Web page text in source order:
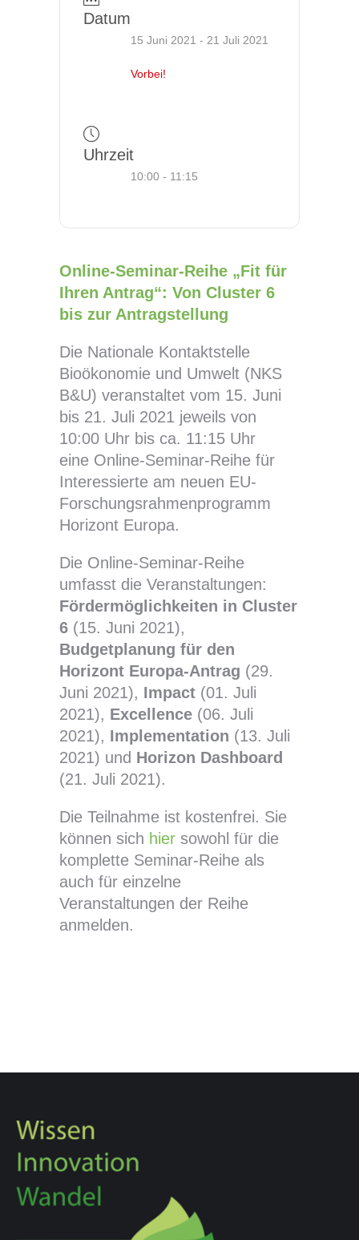
Datum
15 Juni 2021 - 21 Juli 2021
Vorbei!
Uhrzeit
10:00 - 11:15
Online-Seminar-Reihe „Fit für
Ihren Antrag“: Von Cluster 6
bis zur Antragstellung
Die Nationale Kontaktstelle
Bioökonomie und Umwelt (NKS
B&U) veranstaltet vom 15. Juni
bis 21. Juli 2021 jeweils von
10:00 Uhr bis ca. 11:15 Uhr
eine Online-​Seminar-Reihe für
Interessierte am neuen EU-​
Forschungsrahmenprogramm
Horizont Europa.
Die Online-Seminar-Reihe
umfasst die Veranstaltungen:
Fördermöglichkeiten in Cluster
6 (15. Juni 2021),
Budgetplanung für den
Horizont Europa-Antrag (29.
Juni 2021), Impact (01. Juli
2021), Excellence (06. Juli
2021), Implementation (13. Juli
2021) und Horizon Dashboard
(21. Juli 2021).
Die Teilnahme ist kostenfrei. Sie
können sich hier sowohl für die
komplette Seminar-Reihe als
auch für einzelne
Veranstaltungen der Reihe
anmelden.